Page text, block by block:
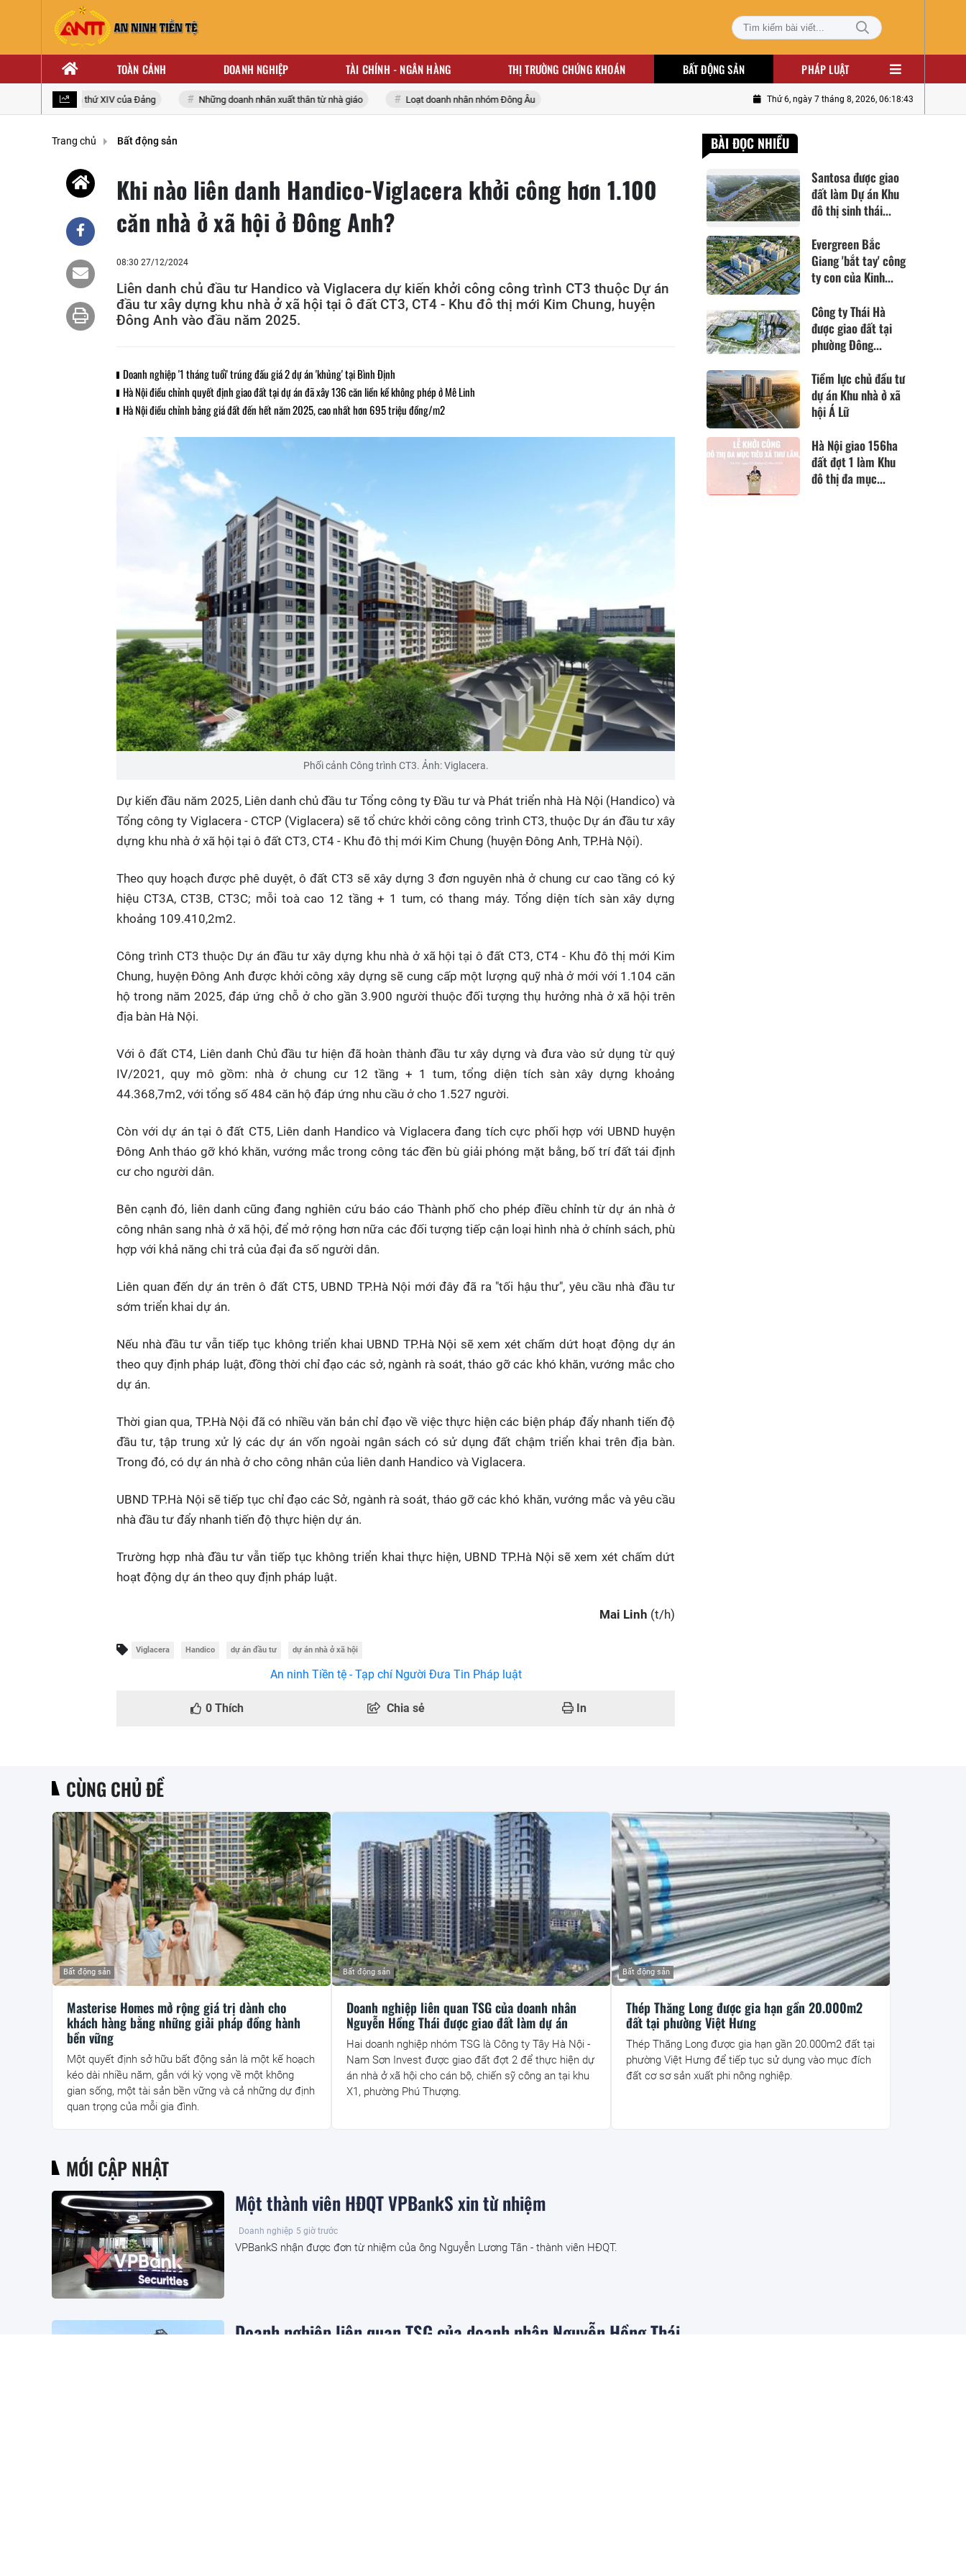
TOÀN CẢNH DOANH NGHIỆP TÀI CHÍNH - NGÂN HÀNG THỊ TRƯỜNG CHỨNG KHOÁN BẤT ĐỘNG SẢN PHÁP LUẬT
toàn quốc lần thứ XIV của Đảng Những doanh nhân xuất thân từ nhà giáo Loạt doanh nhân nhóm Đông Âu Thứ 6, ngày 7 tháng 8, 2026, 06:18:45
Trang chủ Bất động sản
Khi nào liên danh Handico-Viglacera khởi công hơn 1.100
căn nhà ở xã hội ở Đông Anh?
08:30 27/12/2024
Liên danh chủ đầu tư Handico và Viglacera dự kiến khởi công công trình CT3 thuộc Dự án
đầu tư xây dựng khu nhà ở xã hội tại ô đất CT3, CT4 - Khu đô thị mới Kim Chung, huyện
Đông Anh vào đầu năm 2025.
Doanh nghiệp '1 tháng tuổi' trúng đấu giá 2 dự án 'khủng' tại Bình Định
Hà Nội điều chỉnh quyết định giao đất tại dự án đã xây 136 căn liền kề không phép ở Mê Linh
Hà Nội điều chỉnh bảng giá đất đến hết năm 2025, cao nhất hơn 695 triệu đồng/m2
Phối cảnh Công trình CT3. Ảnh: Viglacera.
Dự kiến đầu năm 2025, Liên danh chủ đầu tư Tổng công ty Đầu tư và Phát triển nhà Hà Nội (Handico) và
Tổng công ty Viglacera - CTCP (Viglacera) sẽ tổ chức khởi công công trình CT3, thuộc Dự án đầu tư xây
dựng khu nhà ở xã hội tại ô đất CT3, CT4 - Khu đô thị mới Kim Chung (huyện Đông Anh, TP.Hà Nội).
Theo quy hoạch được phê duyệt, ô đất CT3 sẽ xây dựng 3 đơn nguyên nhà ở chung cư cao tầng có ký
hiệu CT3A, CT3B, CT3C; mỗi toà cao 12 tầng + 1 tum, có thang máy. Tổng diện tích sàn xây dựng
khoảng 109.410,2m2.
Công trình CT3 thuộc Dự án đầu tư xây dựng khu nhà ở xã hội tại ô đất CT3, CT4 - Khu đô thị mới Kim
Chung, huyện Đông Anh được khởi công xây dựng sẽ cung cấp một lượng quỹ nhà ở mới với 1.104 căn
hộ trong năm 2025, đáp ứng chỗ ở cho gần 3.900 người thuộc đối tượng thụ hưởng nhà ở xã hội trên
địa bàn Hà Nội.
Với ô đất CT4, Liên danh Chủ đầu tư hiện đã hoàn thành đầu tư xây dựng và đưa vào sử dụng từ quý
IV/2021, quy mô gồm: nhà ở chung cư 12 tầng + 1 tum, tổng diện tích sàn xây dựng khoảng
44.368,7m2, với tổng số 484 căn hộ đáp ứng nhu cầu ở cho 1.527 người.
Còn với dự án tại ô đất CT5, Liên danh Handico và Viglacera đang tích cực phối hợp với UBND huyện
Đông Anh tháo gỡ khó khăn, vướng mắc trong công tác đền bù giải phóng mặt bằng, bố trí đất tái định
cư cho người dân.
Bên cạnh đó, liên danh cũng đang nghiên cứu báo cáo Thành phố cho phép điều chỉnh từ dự án nhà ở
công nhân sang nhà ở xã hội, để mở rộng hơn nữa các đối tượng tiếp cận loại hình nhà ở chính sách, phù
hợp với khả năng chi trả của đại đa số người dân.
Liên quan đến dự án trên ô đất CT5, UBND TP.Hà Nội mới đây đã ra "tối hậu thư", yêu cầu nhà đầu tư
sớm triển khai dự án.
Nếu nhà đầu tư vẫn tiếp tục không triển khai UBND TP.Hà Nội sẽ xem xét chấm dứt hoạt động dự án
theo quy định pháp luật, đồng thời chỉ đạo các sở, ngành rà soát, tháo gỡ các khó khăn, vướng mắc cho
dự án.
Thời gian qua, TP.Hà Nội đã có nhiều văn bản chỉ đạo về việc thực hiện các biện pháp đẩy nhanh tiến độ
đầu tư, tập trung xử lý các dự án vốn ngoài ngân sách có sử dụng đất chậm triển khai trên địa bàn.
Trong đó, có dự án nhà ở cho công nhân của liên danh Handico và Viglacera.
UBND TP.Hà Nội sẽ tiếp tục chỉ đạo các Sở, ngành rà soát, tháo gỡ các khó khăn, vướng mắc và yêu cầu
nhà đầu tư đẩy nhanh tiến độ thực hiện dự án.
Trường hợp nhà đầu tư vẫn tiếp tục không triển khai thực hiện, UBND TP.Hà Nội sẽ xem xét chấm dứt
hoạt động dự án theo quy định pháp luật.
Mai Linh (t/h)
Viglacera Handico dự án đầu tư dự án nhà ở xã hội
An ninh Tiền tệ - Tạp chí Người Đưa Tin Pháp luật
0 Thích Chia sẻ In
BÀI ĐỌC NHIỀU
Santosa được giao
đất làm Dự án Khu
đô thị sinh thái...
Evergreen Bắc
Giang 'bắt tay' công
ty con của Kinh...
Công ty Thái Hà
được giao đất tại
phường Đông...
Tiềm lực chủ đầu tư
dự án Khu nhà ở xã
hội Á Lữ
Hà Nội giao 156ha
đất đợt 1 làm Khu
đô thị đa mục...
CÙNG CHỦ ĐỀ
Masterise Homes mở rộng giá trị dành cho
khách hàng bằng những giải pháp đồng hành
bền vững
Bất động sản
Một quyết định sở hữu bất động sản là một kế hoạch
kéo dài nhiều năm, gắn với kỳ vọng về một không
gian sống, một tài sản bền vững và cả những dự định
quan trọng của mỗi gia đình.
Doanh nghiệp liên quan TSG của doanh nhân
Nguyễn Hồng Thái được giao đất làm dự án
Bất động sản
Hai doanh nghiệp nhóm TSG là Công ty Tây Hà Nội -
Nam Sơn Invest được giao đất đợt 2 để thực hiện dự
án nhà ở xã hội cho cán bộ, chiến sỹ công an tại khu
X1, phường Phú Thượng.
Thép Thăng Long được gia hạn gần 20.000m2
đất tại phường Việt Hưng
Bất động sản
Thép Thăng Long được gia hạn gần 20.000m2 đất tại
phường Việt Hưng để tiếp tục sử dụng vào mục đích
đất cơ sơ sản xuất phi nông nghiệp.
MỚI CẬP NHẬT
Một thành viên HĐQT VPBankS xin từ nhiệm
Doanh nghiệp 5 giờ trước
VPBankS nhận được đơn từ nhiệm của ông Nguyễn Lương Tân - thành viên HĐQT.
Doanh nghiệp liên quan TSG của doanh nhân Nguyễn Hồng Thái